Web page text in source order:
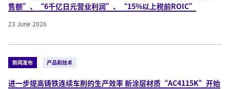
售额”、“6千亿日元营业利润”、“15%以上税前ROIC”
23 June 2026
新闻发布 产品和技术
进一步提高铸铁连续车削的生产效率 新涂层材质“AC4115K”开始